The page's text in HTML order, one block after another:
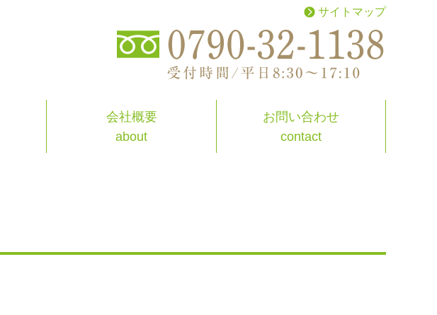
サイトマップ
会社概要
about
お問い合わせ
contact